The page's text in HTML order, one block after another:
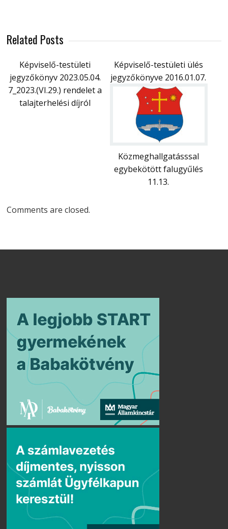
Related Posts
Képviselő-testületi
jegyzőkönyv 2023.05.04.
Képviselő-testületi ülés
jegyzőkönyve 2016.01.07.
7_2023.(VI.29.) rendelet a
talajterhelési díjról
Közmeghallgatásssal
egybekötött falugyűlés
11.13.
Comments are closed.